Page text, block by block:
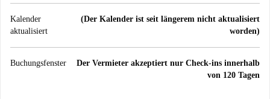
Kalender
aktualisiert
(Der Kalender ist seit längerem nicht aktualisiert
worden)
Buchungsfenster
Der Vermieter akzeptiert nur Check-ins innerhalb
von 120 Tagen